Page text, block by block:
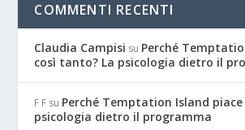
COMMENTI RECENTI
Claudia Campisi su Perché
così tanto? La psicologia dietro il
F F su Perché Temptation Island
psicologia dietro il programma